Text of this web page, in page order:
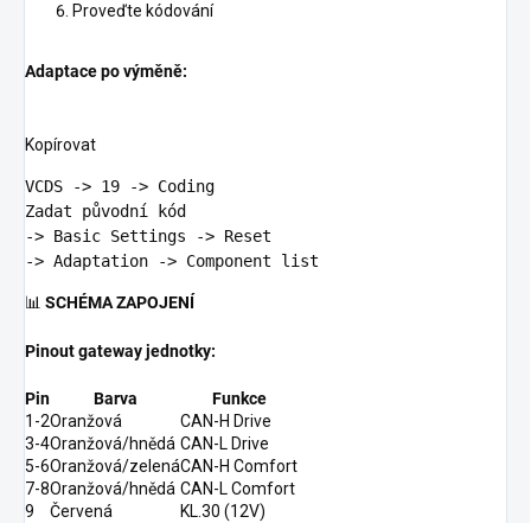
Proveďte kódování
Adaptace po výměně:
Kopírovat
VCDS -> 19 -> Coding
Zadat původní kód
-> Basic Settings -> Reset
📊 SCHÉMA ZAPOJENÍ
Pinout gateway jednotky:
Pin Barva
Funkce
1-2Oranžová
CAN-H Drive
3-4Oranžová/hnědá CAN-L Drive
5-6Oranžová/zelenáCAN-H Comfort
7-8Oranžová/hnědá CAN-L Comfort
9
Červená
KL.30 (12V)